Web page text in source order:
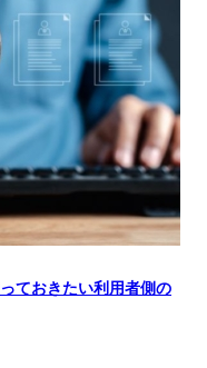
ておきたい利用者側の